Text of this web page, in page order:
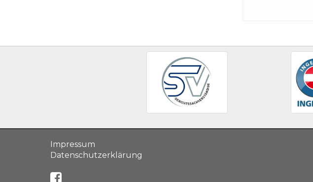
Impressum
Datenschutzerklärung